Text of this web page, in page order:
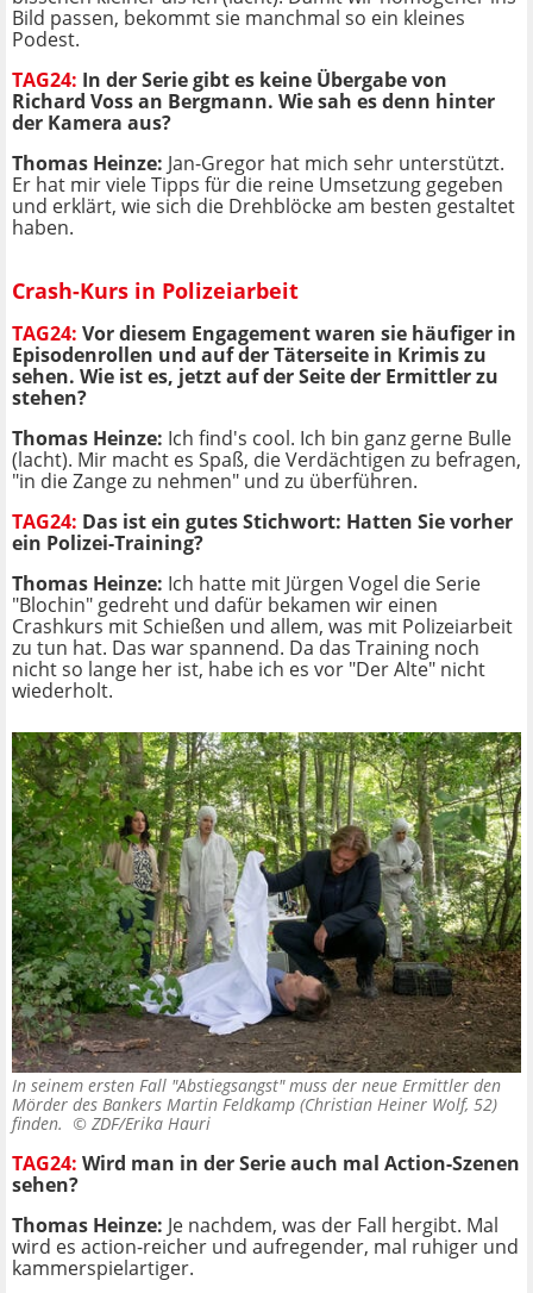
Bild passen, bekommt sie manchmal so ein kleines
Podest.
TAG24: In der Serie gibt es keine Übergabe von
Richard Voss an Bergmann. Wie sah es denn hinter
der Kamera aus?
Thomas Heinze: Jan-Gregor hat mich sehr unterstützt.
Er hat mir viele Tipps für die reine Umsetzung gegeben
und erklärt, wie sich die Drehblöcke am besten gestaltet
haben.
Crash-Kurs in Polizeiarbeit
TAG24: Vor diesem Engagement waren sie häufiger in
Episodenrollen und auf der Täterseite in Krimis zu
sehen. Wie ist es, jetzt auf der Seite der Ermittler zu
stehen?
Thomas Heinze: Ich find's cool. Ich bin ganz gerne Bulle
(lacht). Mir macht es Spaß, die Verdächtigen zu befragen,
"in die Zange zu nehmen" und zu überführen.
TAG24: Das ist ein gutes Stichwort: Hatten Sie vorher
ein Polizei-Training?
Thomas Heinze: Ich hatte mit Jürgen Vogel die Serie
"Blochin" gedreht und dafür bekamen wir einen
Crashkurs mit Schießen und allem, was mit Polizeiarbeit
zu tun hat. Das war spannend. Da das Training noch
nicht so lange her ist, habe ich es vor "Der Alte" nicht
wiederholt.
In seinem ersten Fall "Abstiegsangst" muss der neue Ermittler den
Mörder des Bankers Martin Feldkamp (Christian Heiner Wolf, 52)
finden. © ZDF/Erika Hauri
TAG24: Wird man in der Serie auch mal Action-Szenen
sehen?
Thomas Heinze: Je nachdem, was der Fall hergibt. Mal
wird es action-reicher und aufregender, mal ruhiger und
kammerspielartiger.